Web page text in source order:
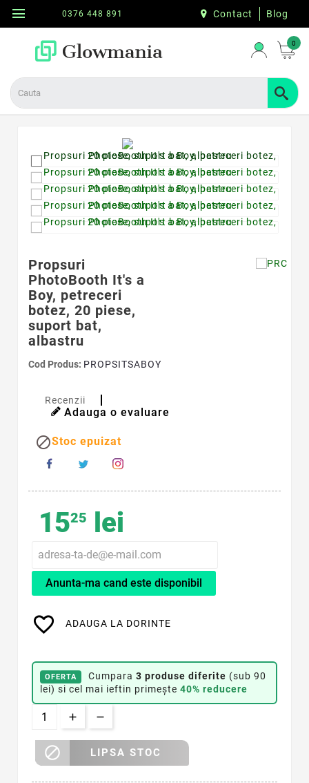
menu Contact Blog
0376 448 891
0
Propsuri
PhotoBooth It's a
Boy, petreceri
botez, 20 piese,
suport bat,
albastru
Cod Produs: PROPSITSABOY
Recenzii
Adauga o evaluare
Stoc epuizat
1525 lei
Anunta-ma cand este disponibil
favorite_border ADAUGA LA DORINTE
OFERTA Cumpara 3 produse diferite (sub 90
lei) si cel mai ieftin primește 40% reducere
 LIPSA STOC